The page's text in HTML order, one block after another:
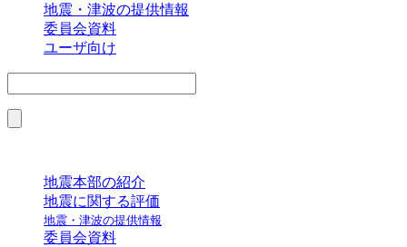
地震・津波の提供情報
委員会資料
ユーザ向け
地震本部の紹介
地震に関する評価
地震・津波の提供情報
委員会資料